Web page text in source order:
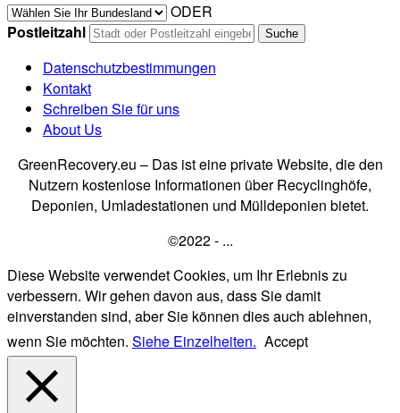
ODER
Postleitzahl
Datenschutzbestimmungen
Kontakt
Schreiben Sie für uns
About Us
GreenRecovery.eu – Das ist eine private Website, die den
Nutzern kostenlose Informationen über Recyclinghöfe,
Deponien, Umladestationen und Mülldeponien bietet.
©2022 - ...
Diese Website verwendet Cookies, um Ihr Erlebnis zu
verbessern. Wir gehen davon aus, dass Sie damit
einverstanden sind, aber Sie können dies auch ablehnen,
wenn Sie möchten. Siehe Einzelheiten. Accept